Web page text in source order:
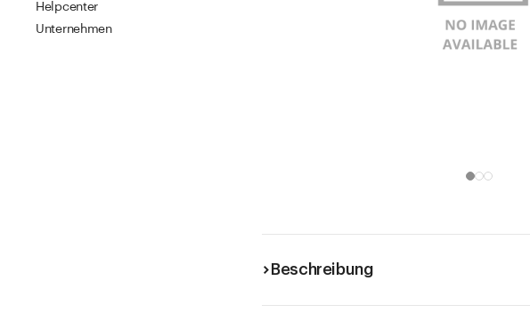
Helpcenter
Unternehmen
Beschreibung